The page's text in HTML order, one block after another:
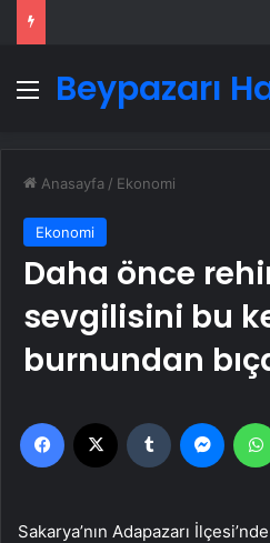
Menü
Beypazarı
Anasayfa / Ekonomi
Ekonomi
Daha önce
sevgilisini bu
burnundan
Facebook Tumblr
Sakarya’nın Adapazarı